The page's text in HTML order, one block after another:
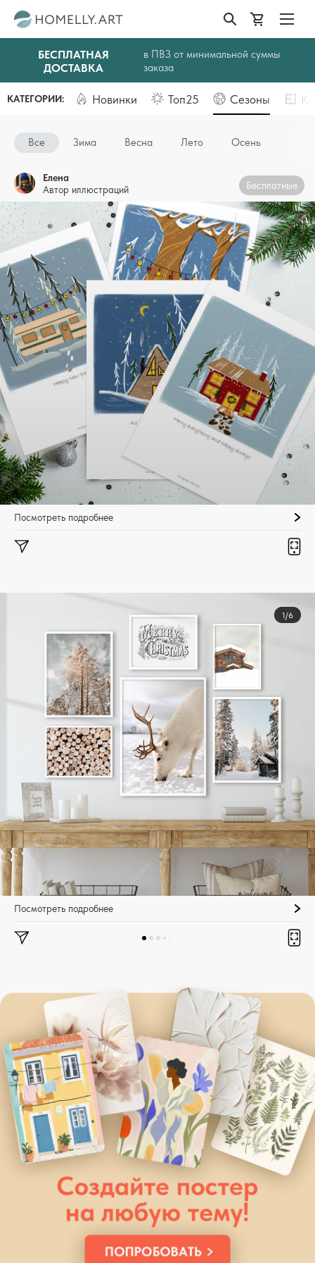
БЕСПЛАТНАЯ
ДОСТАВКА
в ПВЗ от минимальной суммы
заказа
КАТЕГОРИИ: Новинки Топ25 Сезоны
Все Зима Весна Лето Осень
Елена
Автор иллюстраций
Бесплатные
Посмотреть подробнее
1/6
Посмотреть подробнее